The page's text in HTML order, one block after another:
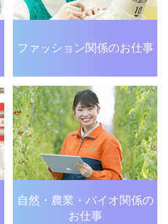
ファッション関係のお仕事
自然・農業・バイオ関係の
お仕事